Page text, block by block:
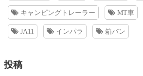
キャンピングトレーラー MT車
JA11 インパラ 箱バン
投稿